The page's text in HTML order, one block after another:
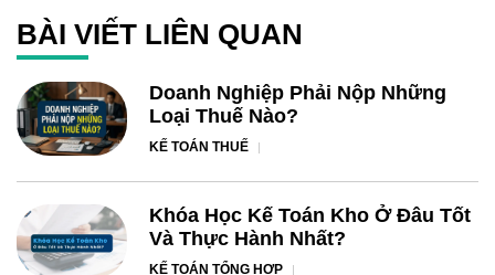
BÀI VIẾT LIÊN QUAN
Doanh Nghiệp Phải Nộp Những
Loại Thuế Nào?
KẾ TOÁN THUẾ
Khóa Học Kế Toán Kho Ở Đâu Tốt
Và Thực Hành Nhất?
KẾ TOÁN TỔNG HỢP